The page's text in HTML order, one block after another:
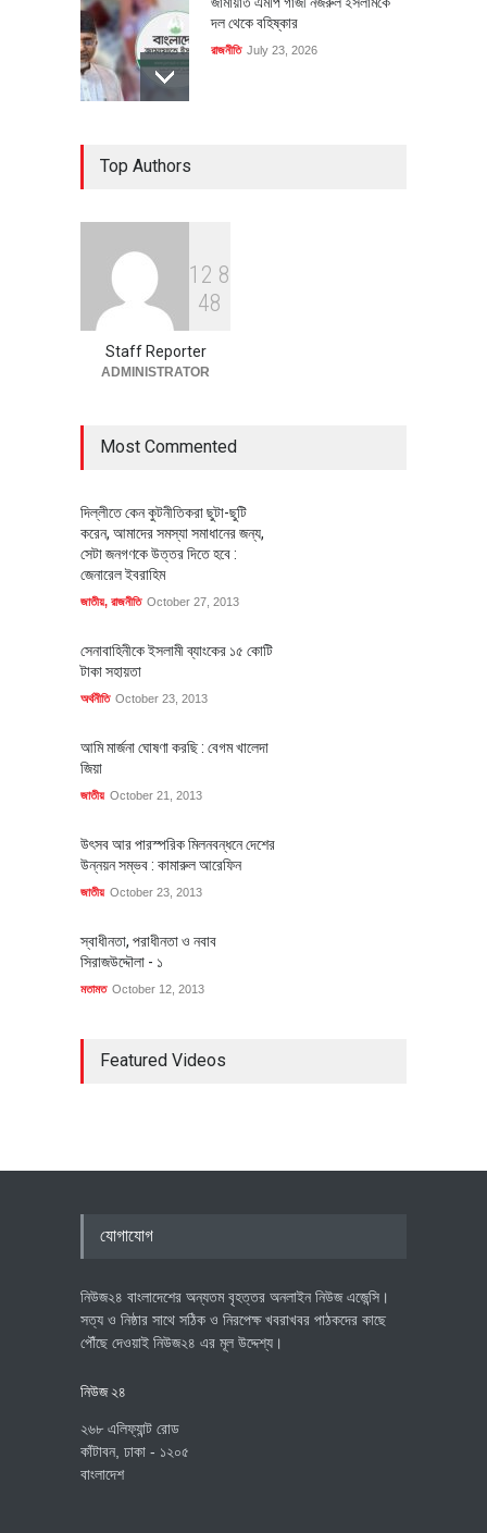
দল থেকে বহিষ্কার
রাজনীতি July 23, 2026
বৈশ্বিক প্রতিযোগিতা সক্ষমতা বাড়াতে
পোশাক শিল্পে নতুন উদ্যোগ
Top Authors
1 2 8
48
Staff Reporter
ADMINISTRATOR
Most Commented
দিল্লীতে কেন কুটনীতিকরা ছুটা-ছুটি
করেন, আমাদের সমস্যা সমাধানের জন্য,
সেটা জনগণকে উত্তর দিতে হবে :
জেনারেল ইবরাহিম
জাতীয়, রাজনীতি October 27, 2013
সেনাবাহিনীকে ইসলামী ব্যাংকের ১৫ কোটি
টাকা সহায়তা
অর্থনীতি October 23, 2013
আমি মার্জনা ঘোষণা করছি : বেগম খালেদা
জিয়া
জাতীয় October 21, 2013
উৎসব আর পারস্পরিক মিলনবন্ধনে দেশের
উন্নয়ন সম্ভব : কামারুল আরেফিন
জাতীয় October 23, 2013
স্বাধীনতা, পরাধীনতা ও নবাব
সিরাজউদ্দৌলা - ১
মতামত October 12, 2013
Featured Videos
যোগাযোগ
নিউজ২৪ বাংলাদেশের অন্যতম বৃহত্তর অনলাইন নিউজ এজেন্সি।
সত্য ও নিষ্ঠার সাথে সঠিক ও নিরপেক্ষ খবরাখবর পাঠকদের কাছে
পৌঁছে দেওয়াই নিউজ২৪ এর মূল উদ্দেশ্য।
নিউজ ২৪
২৬৮ এলিফ্যান্ট রোড
কাঁটাবন, ঢাকা - ১২০৫
বাংলাদেশ